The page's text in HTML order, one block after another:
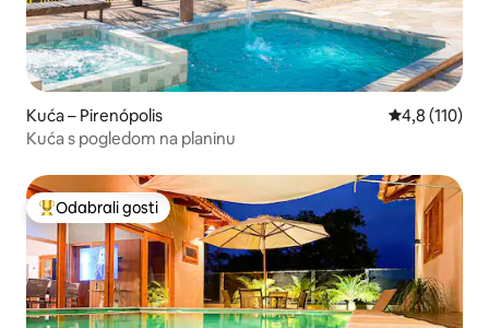
Kuća – Pirenópolis Prosječna
4,8 (110)
Kuća s pogledom na planinu
Među najviše rangiranima s oznakom „Odabrali gosti”
Odabrali gosti